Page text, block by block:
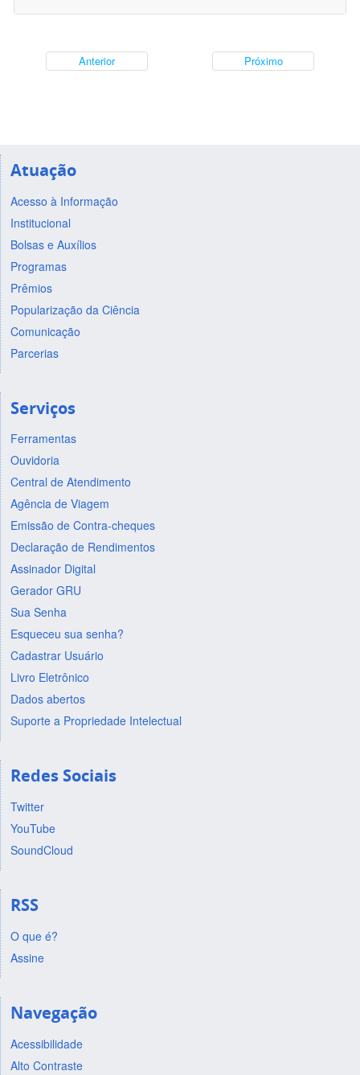
Anterior Próximo
Atuação
Acesso à Informação
Institucional
Bolsas e Auxílios
Programas
Prêmios
Popularização da Ciência
Comunicação
Parcerias
Serviços
Ferramentas
Ouvidoria
Central de Atendimento
Agência de Viagem
Emissão de Contra-cheques
Declaração de Rendimentos
Assinador Digital
Gerador GRU
Sua Senha
Esqueceu sua senha?
Cadastrar Usuário
Livro Eletrônico
Dados abertos
Suporte a Propriedade Intelectual
Redes Sociais
Twitter
YouTube
SoundCloud
RSS
O que é?
Assine
Navegação
Acessibilidade
Alto Contraste